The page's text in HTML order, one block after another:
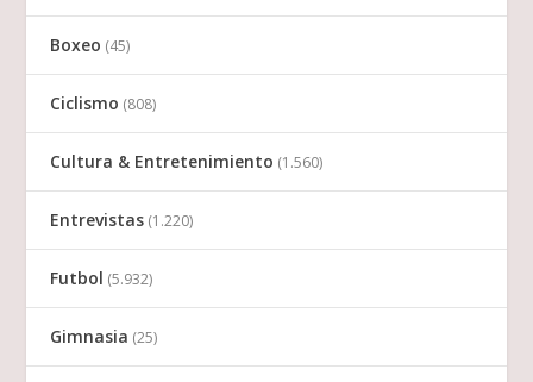
Boxeo (45)
Ciclismo (808)
Cultura & Entretenimiento (1.560)
Entrevistas (1.220)
Futbol (5.932)
Gimnasia (25)